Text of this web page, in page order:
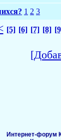
1 2 3
[5] [6] [7] [8]
Интернет-форум